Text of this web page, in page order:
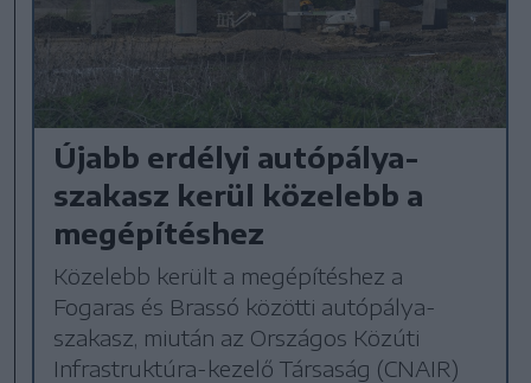
Újabb erdélyi autópálya-
szakasz kerül közelebb a
megépítéshez
Közelebb került a megépítéshez a
Fogaras és Brassó közötti autópálya-
szakasz, miután az Országos Közúti
Infrastruktúra-kezelő Társaság (CNAIR)